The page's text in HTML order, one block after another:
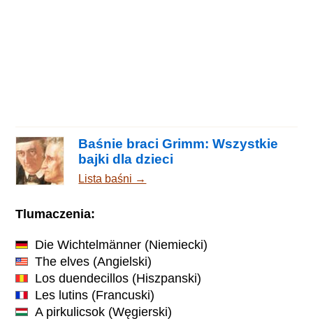
Baśnie braci Grimm: Wszystkie
bajki dla dzieci
Lista baśni →
Tlumaczenia:
Die Wichtelmänner (Niemiecki)
The elves (Angielski)
Los duendecillos (Hiszpanski)
Les lutins (Francuski)
A pirkulicsok (Węgierski)